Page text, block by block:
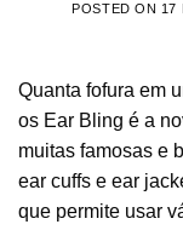
POSTED ON 17
Quanta fofura em
os Ear Bling é a
muitas famosas e
ear cuffs e ear
que permite usar